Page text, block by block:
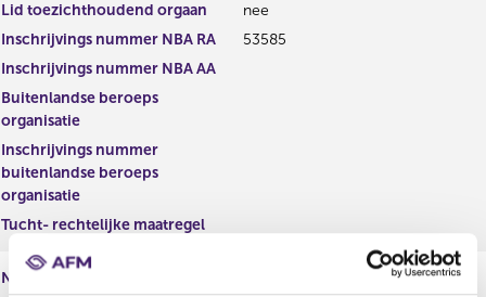
Lid toezichthoudend orgaan
nee
Inschrijvings nummer NBA RA
53585
Inschrijvings nummer NBA AA
Buitenlandse beroeps
organisatie
Inschrijvings nummer
buitenlandse beroeps
organisatie
Tucht- rechtelijke maatregel
Naam